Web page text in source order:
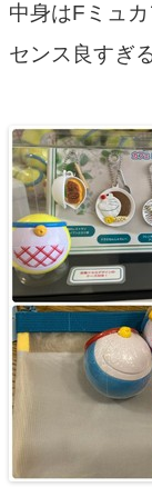
中身はFミュ
センス良すぎ